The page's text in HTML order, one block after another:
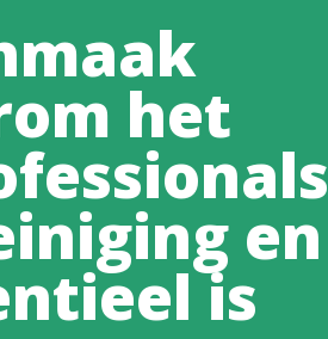
het
en
is